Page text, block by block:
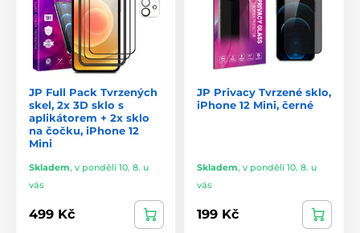
JP Full Pack Tvrzených
skel, 2x 3D sklo s
aplikátorem + 2x sklo
na čočku, iPhone 12
Mini
Skladem, v pondělí 10. 8. u
vás
499 Kč
JP Privacy Tvrzené sklo,
iPhone 12 Mini, černé
Skladem, v pondělí 10. 8. u
vás
199 Kč